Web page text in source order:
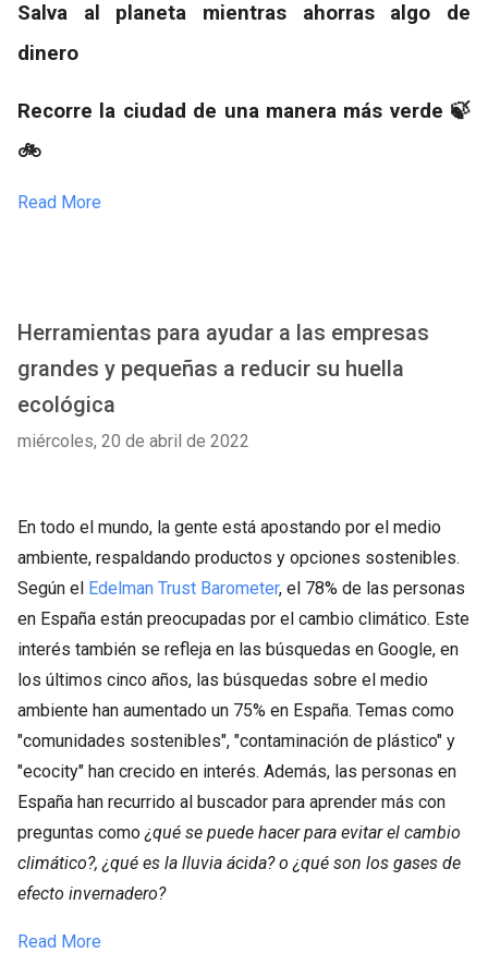
Salva al planeta mientras ahorras algo de
dinero
Recorre la ciudad de una manera más verde 🍃
🚲
Read More
Herramientas para ayudar a las empresas
grandes y pequeñas a reducir su huella
ecológica
miércoles, 20 de abril de 2022
En todo el mundo, la gente está apostando por el medio
ambiente, respaldando productos y opciones sostenibles.
Según el Edelman Trust Barometer, el 78% de las personas
en España están preocupadas por el cambio climático. Este
interés también se refleja en las búsquedas en Google, en
los últimos cinco años, las búsquedas sobre el medio
ambiente han aumentado un 75% en España. Temas como
"comunidades sostenibles", "contaminación de plástico" y
"ecocity" han crecido en interés. Además, las personas en
España han recurrido al buscador para aprender más con
preguntas como¿qué se puede hacer para evitar el cambio
climático?, ¿qué es la lluvia ácida? o ¿qué son los gases de
efecto invernadero?
Read More